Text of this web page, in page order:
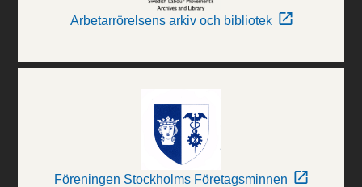
Arbetarrörelsens arkiv och bibliotek
Föreningen Stockholms Företagsminnen